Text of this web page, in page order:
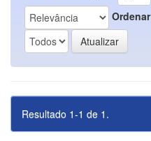
Ordenar
Resultado 1-1 de 1.